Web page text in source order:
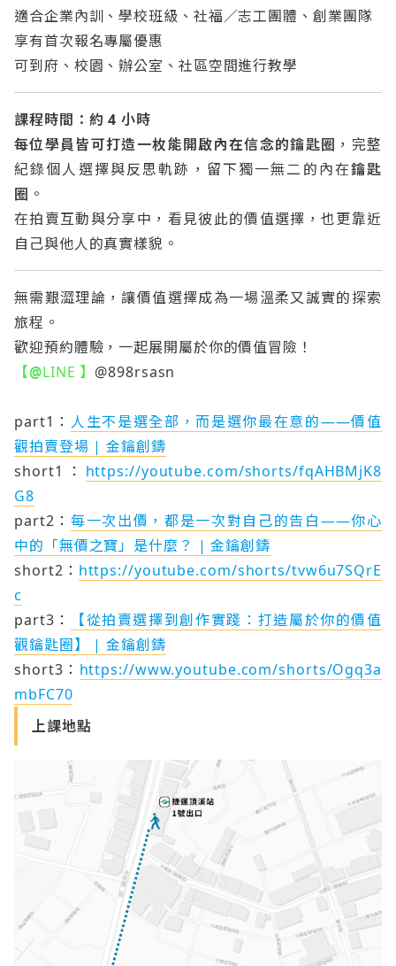
適合企業內訓、學校班級、社福／志工團體、創業團隊
享有首次報名專屬優惠
可到府、校園、辦公室、社區空間進行教學
課程時間：約 4 小時
每位學員皆可打造一枚能開啟內在信念的鑰匙圈 ，完整
紀錄個人選擇與反思軌跡，留下獨一無二的內在鑰匙
圈 。
在拍賣互動與分享中，看見彼此的價值選擇，也更靠近
自己與他人的真實樣貌。
無需艱澀理論，讓價值選擇成為一場溫柔又誠實的探索
旅程。
歡迎預約體驗，一起展開屬於你的價值冒險！
【@LINE 】 @898rsasn
part1： 人生不是選全部，而是選你最在意的——價值
觀拍賣登場 | 金鑰創鑄
short1： https://youtube.com/shorts/fqAHBMjK8
G8
part2： 每一次出價，都是一次對自己的告白——你心
中的「無價之寶」是什麼？ | 金鑰創鑄
short2： https://youtube.com/shorts/tvw6u7SQrE
c
part3：
【從拍賣選擇到創作實踐：打造屬於你的價值
觀鑰匙圈】 | 金鑰創鑄
short3： https://www.youtube.com/shorts/Ogq3a
mbFC70
上課地點